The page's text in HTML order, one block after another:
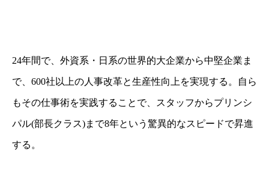
24年間で、外資系・日系の世界的大企業から中堅企業ま
で、 600社以上の人事改革と生産性向上を実現する。自ら
もその仕事術を実践することで、 スタッフからプリンシ
パル(部長クラス)まで8年という驚異的なスピードで昇進
する。